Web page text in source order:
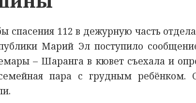
спасения 112 в дежурную часть
Марий Эл поступило
– Шаранга в кювет съехала и
пара с грудным ребёнком.